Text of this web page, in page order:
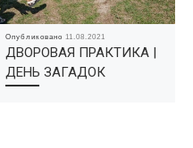
Опубликовано11.08.2021
ДВОРОВАЯ ПРАКТИКА |
ДЕНЬ ЗАГАДОК